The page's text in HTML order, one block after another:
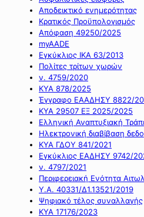
Αποδεικτικό ενημερότητας
Κρατικός Προϋπολογισμός
Απόφαση 49250/2025
myAADE
Εγκύκλιος ΙΚΑ 63/2013
Πολίτες τρίτων χωρών
ν. 4759/2020
ΚΥΑ 878/2025
Έγγραφο ΕΑΑΔΗΣΥ 8822/
ΚΥΑ 29507 ΕΞ 2025/2025
Ελληνική Αναπτυξιακή
Ηλεκτρονική διαβίβαση
ΚΥΑ ΓΔΟΥ 841/2021
Εγκύκλιος ΕΑΔΗΣΥ 9742/
ν. 4797/2021
Περιφερειακή Ενότητα
Υ.Α. 40331/Δ1.13521/2019
Ψηφιακό τέλος συναλλαγής
ΚΥΑ 17176/2023